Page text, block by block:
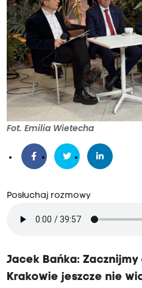
Fot. Emilia Wietecha
Posłuchaj rozmowy
Jacek Bańka:
Krakowie jeszcze nie